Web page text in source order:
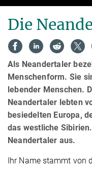
Die
Als Neandertaler
Menschenform. Sie
lebender Menschen.
Neandertaler lebten
besiedelten Europa,
das westliche
Neandertaler aus.
Ihr Name stammt von